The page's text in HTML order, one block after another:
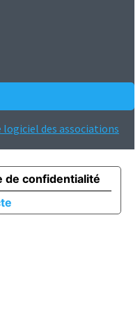
logiciel des associations
de confidentialité